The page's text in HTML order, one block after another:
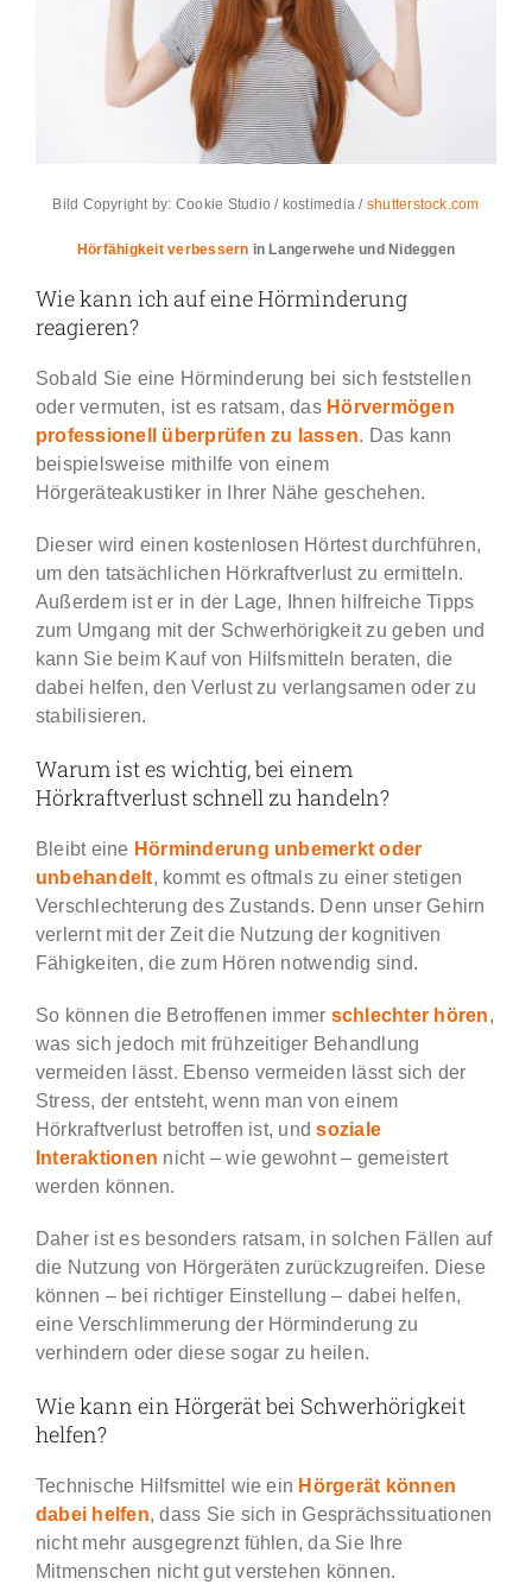
Bild Copyright by: Cookie Studio / kostimedia / shutterstock.com
Hörfähigkeit verbessern in Langerwehe und Nideggen
Wie kann ich auf eine Hörminderung
reagieren?
Sobald Sie eine Hörminderung bei sich feststellen
oder vermuten, ist es ratsam, das Hörvermögen
professionell überprüfen zu lassen. Das kann
beispielsweise mithilfe von einem
Hörgeräteakustiker in Ihrer Nähe geschehen.
Dieser wird einen kostenlosen Hörtest durchführen,
um den tatsächlichen Hörkraftverlust zu ermitteln.
Außerdem ist er in der Lage, Ihnen hilfreiche Tipps
zum Umgang mit der Schwerhörigkeit zu geben und
kann Sie beim Kauf von Hilfsmitteln beraten, die
dabei helfen, den Verlust zu verlangsamen oder zu
stabilisieren.
Warum ist es wichtig, bei einem
Hörkraftverlust schnell zu handeln?
Bleibt eine Hörminderung unbemerkt oder
unbehandelt, kommt es oftmals zu einer stetigen
Verschlechterung des Zustands. Denn unser Gehirn
verlernt mit der Zeit die Nutzung der kognitiven
Fähigkeiten, die zum Hören notwendig sind.
So können die Betroffenen immer schlechter hören,
was sich jedoch mit frühzeitiger Behandlung
vermeiden lässt. Ebenso vermeiden lässt sich der
Stress, der entsteht, wenn man von einem
Hörkraftverlust betroffen ist, undsoziale
Interaktionen nicht – wie gewohnt – gemeistert
werden können.
Daher ist es besonders ratsam, in solchen Fällen auf
die Nutzung von Hörgeräten zurückzugreifen. Diese
können – bei richtiger Einstellung – dabei helfen,
eine Verschlimmerung der Hörminderung zu
verhindern oder diese sogar zu heilen.
Wie kann ein Hörgerät bei Schwerhörigkeit
helfen?
Technische Hilfsmittel wie ein Hörgerät können
dabei helfen, dass Sie sich in Gesprächssituationen
nicht mehr ausgegrenzt fühlen, da Sie Ihre
Mitmenschen nicht gut verstehen können.